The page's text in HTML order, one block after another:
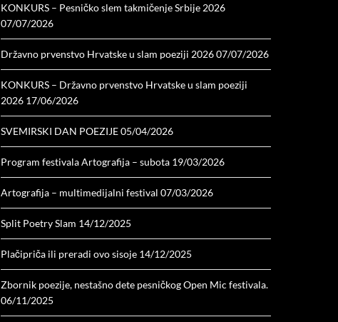
KONKURS – Pesničko slem takmičenje Srbije 2026
07/07/2026
Državno prvenstvo Hrvatske u slam poeziji 202607/07/2026
KONKURS – Državno prvenstvo Hrvatske u slam poeziji
2026 17/06/2026
SVEMIRSKI DAN POEZIJE05/04/2026
Program festivala Artografija – subota 19/03/2026
Artografija – multimedijalni festival 07/03/2026
Split Poetry Slam 14/12/2025
Plačipriča ili preradi ovo sisoje 14/12/2025
Zbornik poezije, nestašno dete pesničkog Open Mic festivala.
06/11/2025